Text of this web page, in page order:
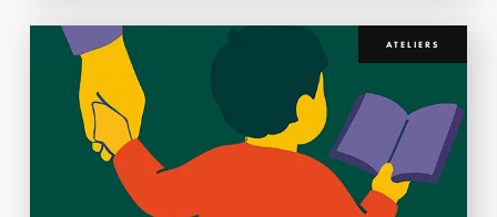
ATELIERS